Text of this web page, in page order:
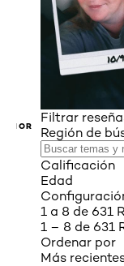
Filtrar
Región de
Calificación
Edad
1 a 8 de 631
1 – 8 de 631
Ordenar por
Más